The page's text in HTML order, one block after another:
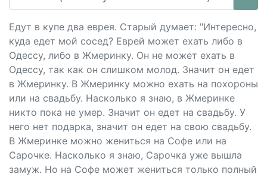
Едут в купе два еврея. Старый думает: "Интересно,
куда едет мой сосед? Еврей может ехать либо в
Одессу, либо в Жмеринку. Он не может ехать в
Одессу, так как он слишком молод. Значит он едет
в Жмеринку. В Жмеринку можно ехать на похороны
или на свадьбу. Насколько я знаю, в Жмеринке
никто пока не умер. Значит он едет на свадьбу. У
него нет подарка, значит он едет на свою свадьбу.
В Жмеринке можно жениться на Софе или на
Сарочке. Насколько я знаю, Сарочка уже вышла
замуж. Но на Софе может жениться только полный